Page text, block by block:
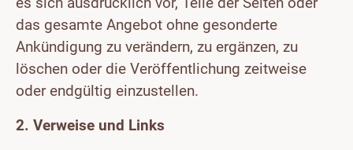
das gesamte Angebot ohne gesonderte
Ankündigung zu verändern, zu ergänzen, zu
löschen oder die Veröffentlichung zeitweise
oder endgültig einzustellen.
2. Verweise und Links